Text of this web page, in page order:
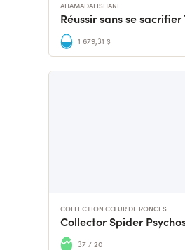
AHAMADALISHANE
Réussir sans se sacrifier
1 679,31 $
COLLECTION CŒUR DE RONCES
37 / 20